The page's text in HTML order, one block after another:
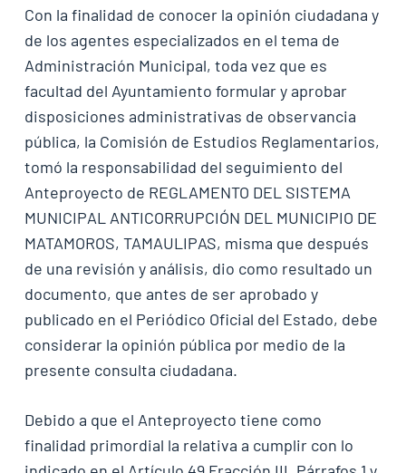
Con la finalidad de conocer la opinión ciudadana y
de los agentes especializados en el tema de
Administración Municipal, toda vez que es
facultad del Ayuntamiento formular y aprobar
disposiciones administrativas de observancia
pública, la Comisión de Estudios Reglamentarios,
tomó la responsabilidad del seguimiento del
Anteproyecto de REGLAMENTO DEL SISTEMA
MUNICIPAL ANTICORRUPCIÓN DEL MUNICIPIO DE
MATAMOROS, TAMAULIPAS, misma que después
de una revisión y análisis, dio como resultado un
documento, que antes de ser aprobado y
publicado en el Periódico Oficial del Estado, debe
considerar la opinión pública por medio de la
presente consulta ciudadana.
Debido a que el Anteproyecto tiene como
finalidad primordial la relativa a cumplir con lo